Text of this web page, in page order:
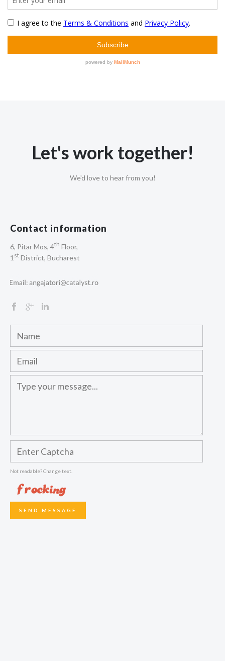
Let's work together!
We'd love to hear from you!
Contact information
6, Pitar Mos, 4th Floor,
1 st District, Bucharest
Not readable? Change text.
SEND MESSAGE